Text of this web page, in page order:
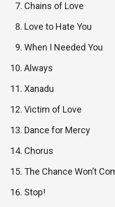
Chains of Love
Love to Hate You
When I Needed You
Always
Xanadu
Victim of Love
Dance for Mercy
Chorus
The Chance Won’t
Stop!